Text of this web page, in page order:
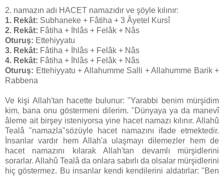
2. namazın adı HACET namazıdır ve şöyle kılınır:
1. Rekât: Subhaneke + Fâtiha + 3 Âyetel Kursî
2. Rekât: Fâtiha + İhlâs + Felâk + Nâs
Oturuş: Ettehiyyatu
3. Rekât: Fâtiha + İhlâs + Felâk + Nâs
4. Rekât: Fâtiha + İhlâs + Felâk + Nâs
Oturuş: Ettehiyyatu + Allahumme Salli + Allahumme Barik +
Rabbena
Ve kişi Allah'tan hacette bulunur: "Yarabbi benim mürşidim
kim, bana onu göstermeni dilerim. "Dünyaya ya da manevî
âleme ait birşey isteniyorsa yine hacet namazı kılınır. Allahû
Tealâ "namazla"sözüyle hacet namazını ifade etmektedir.
İnsanlar vardır hem Allah'a ulaşmayı dilemezler hem de
hacet namazını kılarak Allah'tan devamlı mürşidlerini
sorarlar. Allahû Tealâ da onlara sabırlı da olsalar mürşidlerini
hiç göstermez. Bu insanlar kendi kendilerini aldatırlar: "Ben